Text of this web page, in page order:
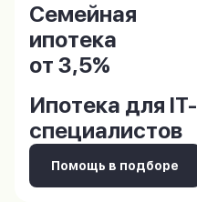
Семейная
ипотека
от 3,5%
Ипотека для IT-
специалистов
Помощь в подборе